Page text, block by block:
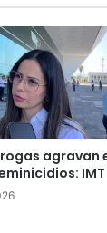
agravan
IMT